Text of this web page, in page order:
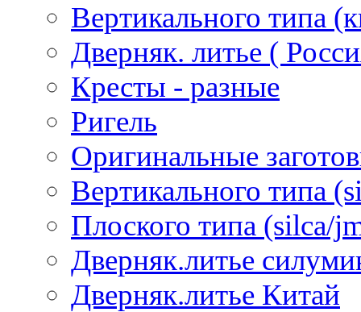
Вертикального типа
Дверняк. литье (
Кресты - разные
Ригель
Оригинальные
Вертикального типа
Плоского типа (silca/
Дверняк.литье
Дверняк.литье Китай